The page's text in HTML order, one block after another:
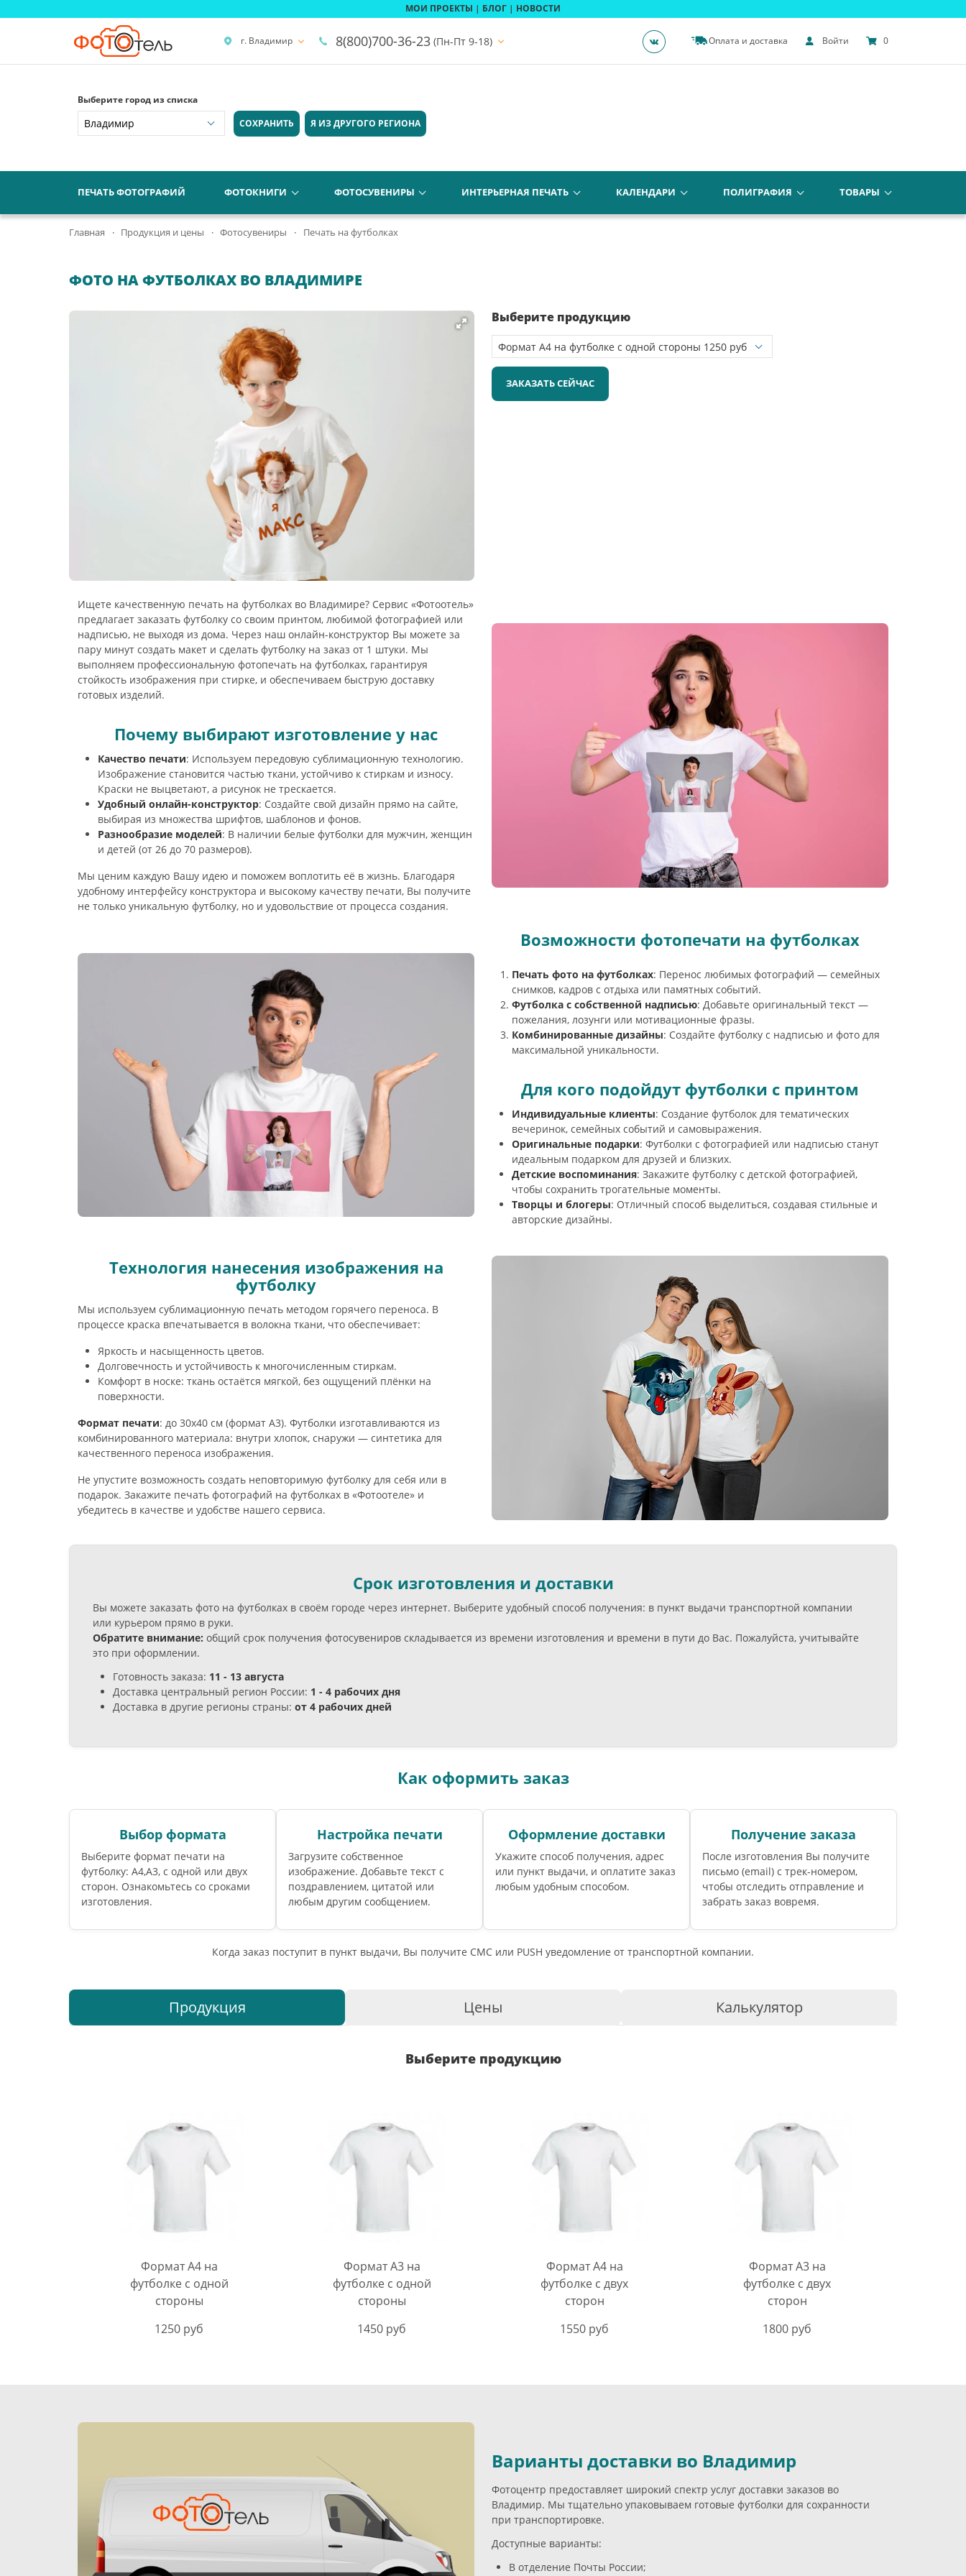
МОИ ПРОЕКТЫ | БЛОГ | НОВОСТИ
г. Владимир 8(800)700-36-23 (Пн-Пт 9-18) Оплата и доставка Войти 0
Выберите город из списка
СОХРАНИТЬ
Я ИЗ ДРУГОГО РЕГИОНА
ПЕЧАТЬ ФОТОГРАФИЙ ФОТОКНИГИ ФОТОСУВЕНИРЫ ИНТЕРЬЕРНАЯ ПЕЧАТЬ КАЛЕНДАРИ ПОЛИГРАФИЯ ТОВАРЫ
Главная Продукция и цены Фотосувениры Печать на футболках
ФОТО НА ФУТБОЛКАХ ВО ВЛАДИМИРЕ
Выберите продукцию
ЗАКАЗАТЬ СЕЙЧАС
Ищете качественную печать на футболках во Владимире? Сервис «Фотоотель»
предлагает заказать футболку со своим принтом, любимой фотографией или
надписью, не выходя из дома. Через наш онлайн-конструктор Вы можете за
пару минут создать макет и сделать футболку на заказ от 1 штуки. Мы
выполняем профессиональную фотопечать на футболках, гарантируя
стойкость изображения при стирке, и обеспечиваем быструю доставку
готовых изделий.
Почему выбирают изготовление у нас
Качество печати: Используем передовую сублимационную технологию.
Изображение становится частью ткани, устойчиво к стиркам и износу.
Краски не выцветают, а рисунок не трескается.
Удобный онлайн-конструктор: Создайте свой дизайн прямо на сайте,
выбирая из множества шрифтов, шаблонов и фонов.
Разнообразие моделей: В наличии белые футболки для мужчин, женщин
и детей (от 26 до 70 размеров).
Мы ценим каждую Вашу идею и поможем воплотить её в жизнь. Благодаря
удобному интерфейсу конструктора и высокому качеству печати, Вы получите
не только уникальную футболку, но и удовольствие от процесса создания.
Возможности фотопечати на футболках
Печать фото на футболках: Перенос любимых фотографий — семейных
снимков, кадров с отдыха или памятных событий.
Футболка с собственной надписью: Добавьте оригинальный текст —
пожелания, лозунги или мотивационные фразы.
Комбинированные дизайны: Создайте футболку с надписью и фото для
максимальной уникальности.
Для кого подойдут футболки с принтом
Индивидуальные клиенты: Создание футболок для тематических
вечеринок, семейных событий и самовыражения.
Оригинальные подарки: Футболки с фотографией или надписью станут
идеальным подарком для друзей и близких.
Детские воспоминания: Закажите футболку с детской фотографией,
чтобы сохранить трогательные моменты.
Творцы и блогеры: Отличный способ выделиться, создавая стильные и
авторские дизайны.
Технология нанесения изображения на
футболку
Мы используем сублимационную печать методом горячего переноса. В
процессе краска впечатывается в волокна ткани, что обеспечивает:
Яркость и насыщенность цветов.
Долговечность и устойчивость к многочисленным стиркам.
Комфорт в носке: ткань остаётся мягкой, без ощущений плёнки на
поверхности.
Формат печати: до 30х40 см (формат А3). Футболки изготавливаются из
комбинированного материала: внутри хлопок, снаружи — синтетика для
качественного переноса изображения.
Не упустите возможность создать неповторимую футболку для себя или в
подарок. Закажите печать фотографий на футболках в «Фотоотеле» и
убедитесь в качестве и удобстве нашего сервиса.
Срок изготовления и доставки
Вы можете заказать фото на футболках в своём городе через интернет. Выберите удобный способ получения: в пункт выдачи транспортной компании
или курьером прямо в руки.
Обратите внимание: общий срок получения фотосувениров складывается из времени изготовления и времени в пути до Вас. Пожалуйста, учитывайте
это при оформлении.
Готовность заказа: 11 - 13 августа
Доставка центральный регион России: 1 - 4 рабочих дня
Доставка в другие регионы страны: от 4 рабочих дней
Как оформить заказ
Выбор формата
Выберите формат печати на
футболку: А4,А3, с одной или двух
сторон. Ознакомьтесь со сроками
изготовления.
Настройка печати
Загрузите собственное
изображение. Добавьте текст с
поздравлением, цитатой или
любым другим сообщением.
Оформление доставки
Укажите способ получения, адрес
или пункт выдачи, и оплатите заказ
любым удобным способом.
Получение заказа
После изготовления Вы получите
письмо (email) c трек-номером,
чтобы отследить отправление и
забрать заказ вовремя.
Когда заказ поступит в пункт выдачи, Вы получите СМС или PUSH уведомление от транспортной компании.
Продукция Цены Калькулятор
Выберите продукцию
Формат А4 на
футболке с одной
стороны
1250 руб
Формат А3 на
футболке с одной
стороны
1450 руб
Формат А4 на
футболке с двух
сторон
1550 руб
Формат А3 на
футболке с двух
сторон
1800 руб
Варианты доставки во Владимир
Фотоцентр предоставляет широкий спектр услуг доставки заказов во
Владимир. Мы тщательно упаковываем готовые футболки для сохранности
при транспортировке.
Доступные варианты:
В отделение Почты России;